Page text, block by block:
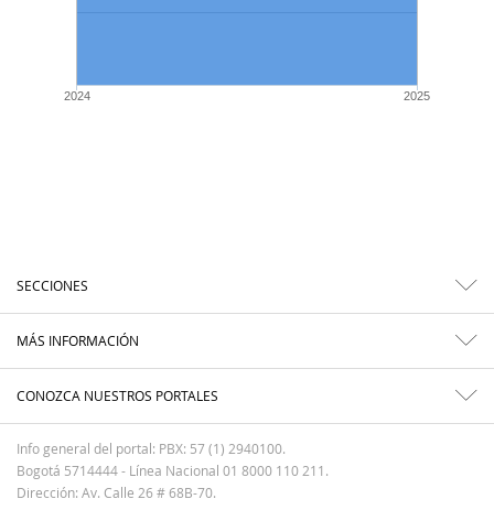
2024 2025
SECCIONES
MÁS INFORMACIÓN
CONOZCA NUESTROS PORTALES
Info general del portal: PBX: 57 (1) 2940100.
Bogotá 5714444 - Línea Nacional 01 8000 110 211.
Dirección: Av. Calle 26 # 68B-70.